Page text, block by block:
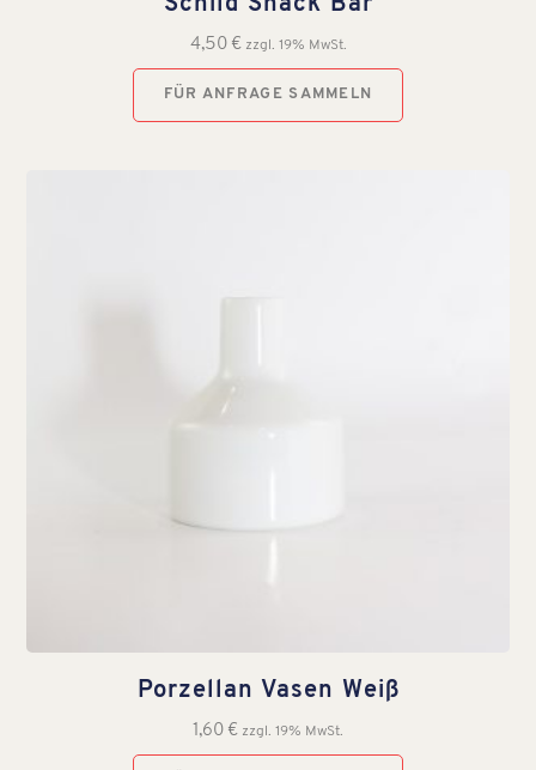
Schild Snack Bar
4,50 € zzgl. 19% MwSt.
FÜR ANFRAGE SAMMELN
Porzellan Vasen Weiß
1,60 € zzgl. 19% MwSt.